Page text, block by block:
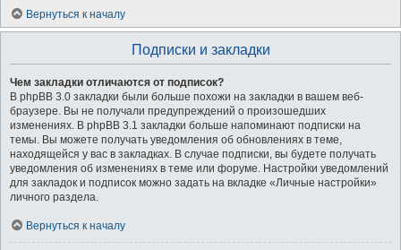
Вернуться к началу
Подписки и закладки
Чем закладки отличаются от подписок?
В phpBB 3.0 закладки были больше похожи на закладки в вашем веб-
браузере. Вы не получали предупреждений о произошедших
изменениях. В phpBB 3.1 закладки больше напоминают подписки на
темы. Вы можете получать уведомления об обновлениях в теме,
находящейся у вас в закладках. В случае подписки, вы будете получать
уведомления об изменениях в теме или форуме. Настройки уведомлений
для закладок и подписок можно задать на вкладке «Личные настройки»
личного раздела.
Вернуться к началу